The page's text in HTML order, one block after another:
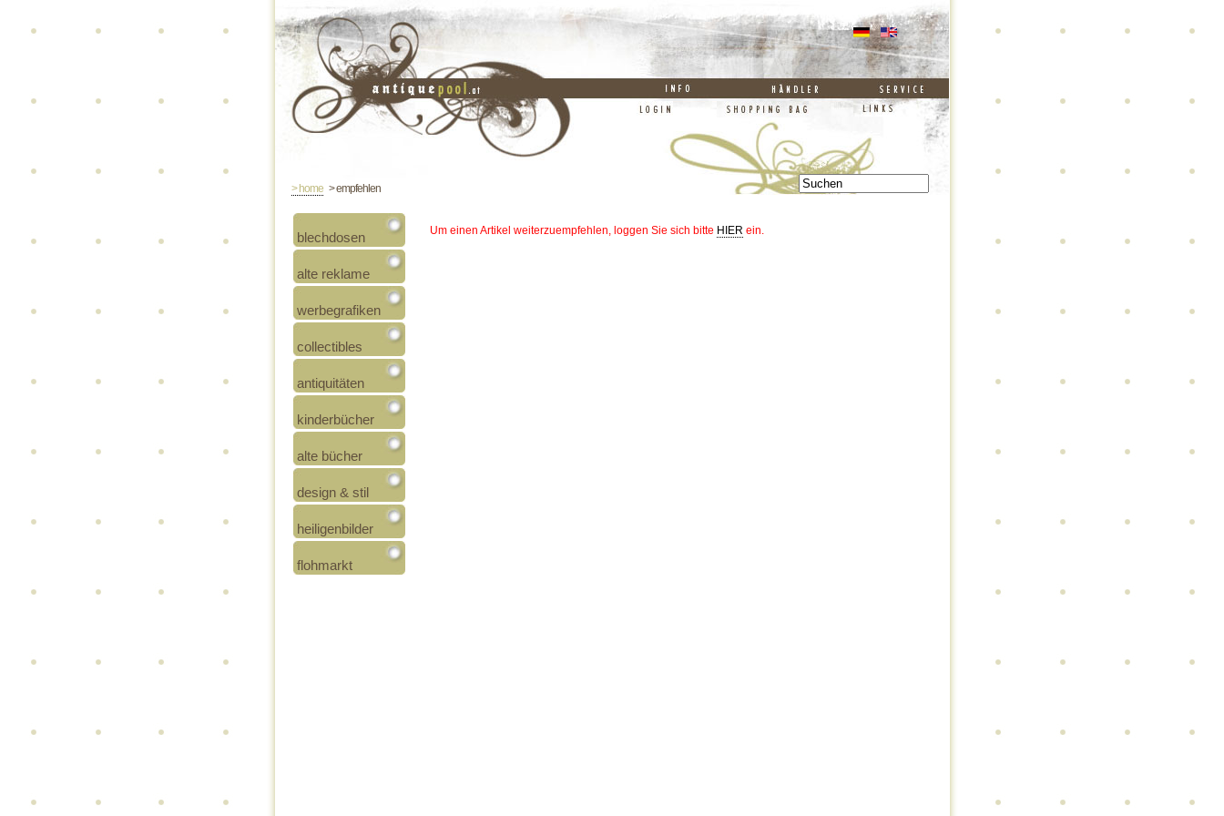
> home > empfehlen
blechdosen
alte reklame
werbegrafiken
collectibles
antiquitäten
kinderbücher
alte bücher
design & stil
heiligenbilder
flohmarkt
Um einen Artikel weiterzuempfehlen, loggen Sie sich bitte HIER ein.